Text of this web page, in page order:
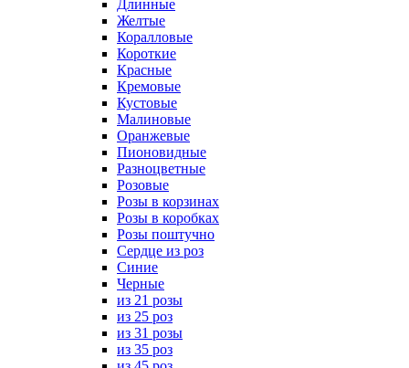
Длинные
Желтые
Коралловые
Короткие
Красные
Кремовые
Кустовые
Малиновые
Оранжевые
Пионовидные
Разноцветные
Розовые
Розы в корзинах
Розы в коробках
Розы поштучно
Сердце из роз
Синие
Черные
из 21 розы
из 25 роз
из 31 розы
из 35 роз